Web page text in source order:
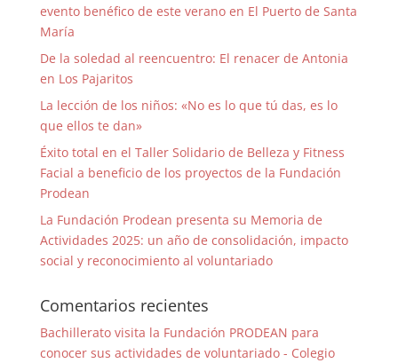
evento benéfico de este verano en El Puerto de Santa
María
De la soledad al reencuentro: El renacer de Antonia
en Los Pajaritos
La lección de los niños: «No es lo que tú das, es lo
que ellos te dan»
Éxito total en el Taller Solidario de Belleza y Fitness
Facial a beneficio de los proyectos de la Fundación
Prodean
La Fundación Prodean presenta su Memoria de
Actividades 2025: un año de consolidación, impacto
social y reconocimiento al voluntariado
Comentarios recientes
Bachillerato visita la Fundación PRODEAN para
conocer sus actividades de voluntariado - Colegio